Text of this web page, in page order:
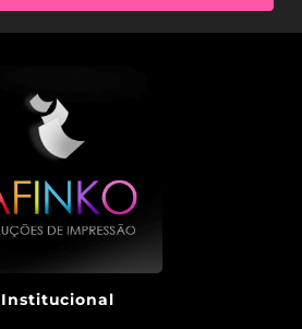
de Impressão
Locação
Térmicas
Valor
Preço
de Impressora
Institucional